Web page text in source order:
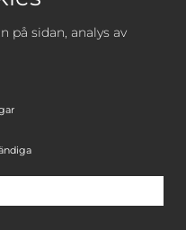
endast användas till
på sidan, analys av